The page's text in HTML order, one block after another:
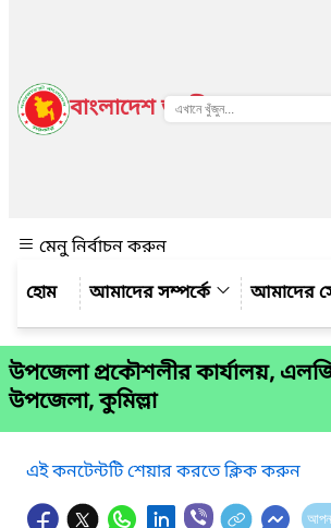
বাংলাদেশ জাতীয় তথ্য বাতায়ন
মেনু নির্বাচন করুন
আমাদের সম্পর্কে
আমাদের
উপজেলা প্রকৌশলীর কার্যালয়,
উপজেলা, কুমিল্লা
এই কনটেন্টটি শেয়ার করতে ক্লিক করুন